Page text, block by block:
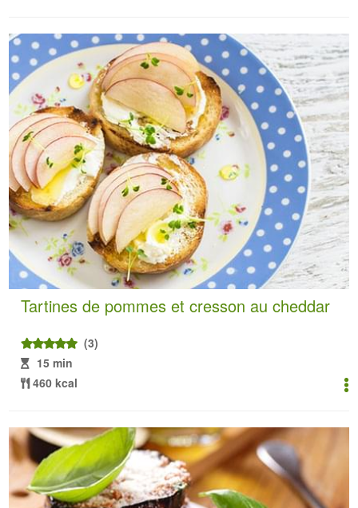
Tartines de pommes et cresson au cheddar
(3)
15 min
460 kcal